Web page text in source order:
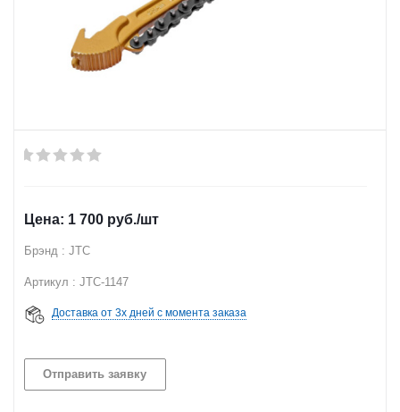
1 700 руб./шт
Брэнд : JTC
Артикул : JTC-1147
Доставка от 3х дней с момента заказа
Отправить заявку